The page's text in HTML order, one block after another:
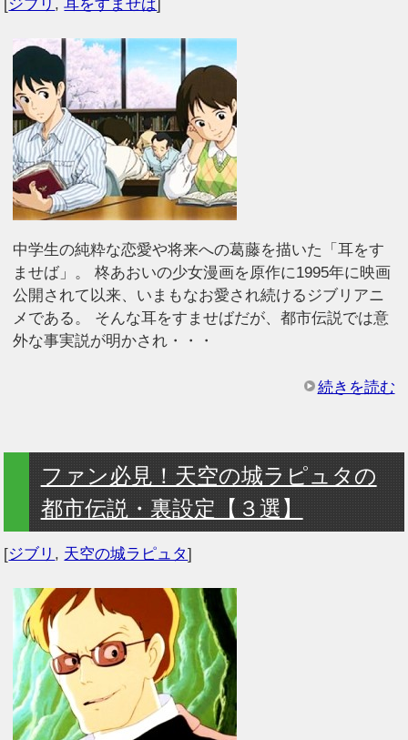
[ジブリ ,耳をすませば]
中学生の純粋な恋愛や将来への葛藤を描いた「耳をす
ませば」。 柊あおいの少女漫画を原作に1995年に映画
公開されて以来、いまもなお愛され続けるジブリアニ
メである。 そんな耳をすませばだが、都市伝説では意
外な事実説が明かされ・・・
続きを読む
ファン必見！天空の城ラピュタの
都市伝説・裏設定【３選】
[ジブリ , 天空の城ラピュタ]